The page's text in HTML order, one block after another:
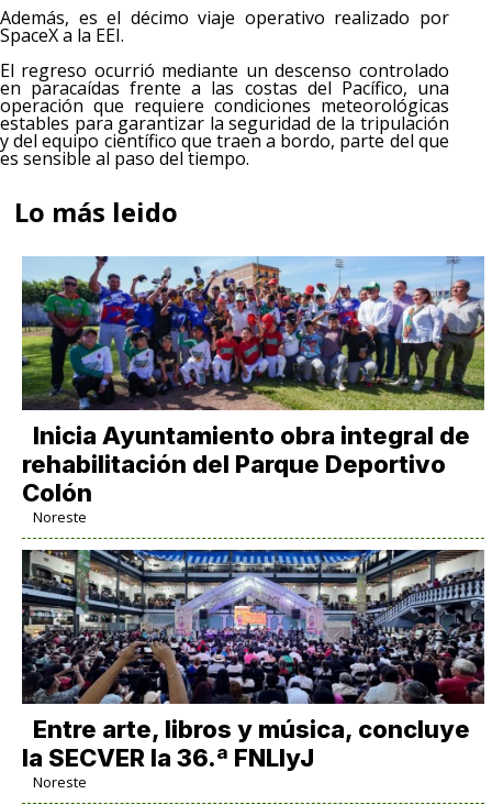
Además, es el décimo viaje operativo realizado por
SpaceX a la EEI.
El regreso ocurrió mediante un descenso controlado
en paracaídas frente a las costas del Pacífico, una
operación que requiere condiciones meteorológicas
estables para garantizar la seguridad de la tripulación
y del equipo científico que traen a bordo, parte del que
es sensible al paso del tiempo.
Lo más leido
Inicia Ayuntamiento obra integral de
rehabilitación del Parque Deportivo
Colón
Noreste
Entre arte, libros y música, concluye
la SECVER la 36.ª FNLIyJ
Noreste